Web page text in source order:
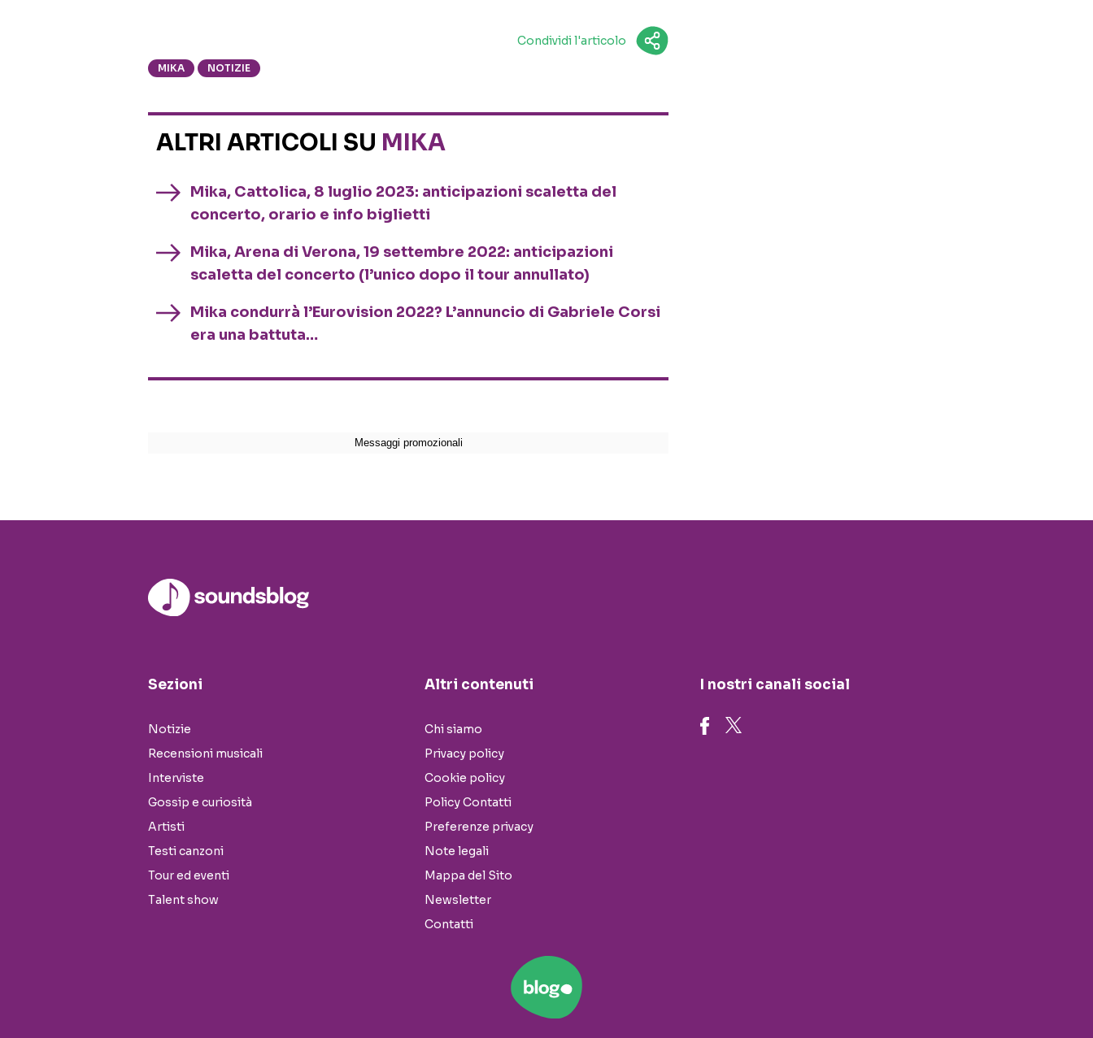
Condividi l'articolo
MIKA NOTIZIE
ALTRI ARTICOLI SU MIKA
Mika, Cattolica, 8 luglio 2023: anticipazioni scaletta del
concerto, orario e info biglietti
Mika, Arena di Verona, 19 settembre 2022: anticipazioni
scaletta del concerto (l’unico dopo il tour annullato)
Mika condurrà l’Eurovision 2022? L’annuncio di Gabriele Corsi
era una battuta…
Sezioni
Notizie
Recensioni musicali
Interviste
Gossip e curiosità
Artisti
Testi canzoni
Tour ed eventi
Talent show
Altri contenuti
Chi siamo
Privacy policy
Cookie policy
Policy Contatti
Preferenze privacy
Note legali
Mappa del Sito
Newsletter
Contatti
I nostri canali social